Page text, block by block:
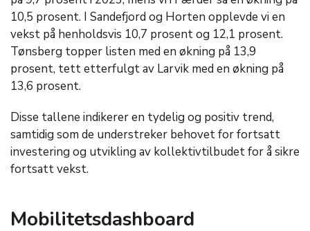
10,5 prosent. I Sandefjord og Horten opplevde vi en
vekst på henholdsvis 10,7 prosent og 12,1 prosent.
Tønsberg topper listen med en økning på 13,9
prosent, tett etterfulgt av Larvik med en økning på
13,6 prosent.
Disse tallene indikerer en tydelig og positiv trend,
samtidig som de understreker behovet for fortsatt
investering og utvikling av kollektivtilbudet for å sikre
fortsatt vekst.
Mobilitetsdashboard